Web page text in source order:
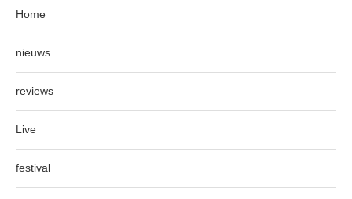
Home
nieuws
reviews
Live
festival